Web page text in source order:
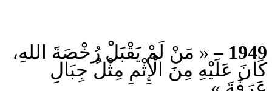
1949 –
« مَنْ لَمْ يَقْبَلْ رُخْصَةَ اللهِ،
كَانَ عَلَيْهِ مِنَ الْإِثْمِ مِثْلُ جِبَالِ